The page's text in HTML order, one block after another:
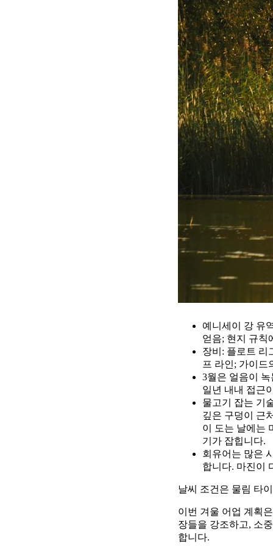
예니세이 강 유
얻음; 현지 규칙
장비: 플로트 리
프 라인; 가이드
3월은 얼음이
일년 내내 접근
물고기 잡는 기
깊은 구덩이 근
이 도는 날에는
기가 잡힙니다.
회유어는 많은
합니다. 마진이
날씨 조건은 물림 타
이번 겨울 어업 계획
장들을 강조하고, 소
합니다.